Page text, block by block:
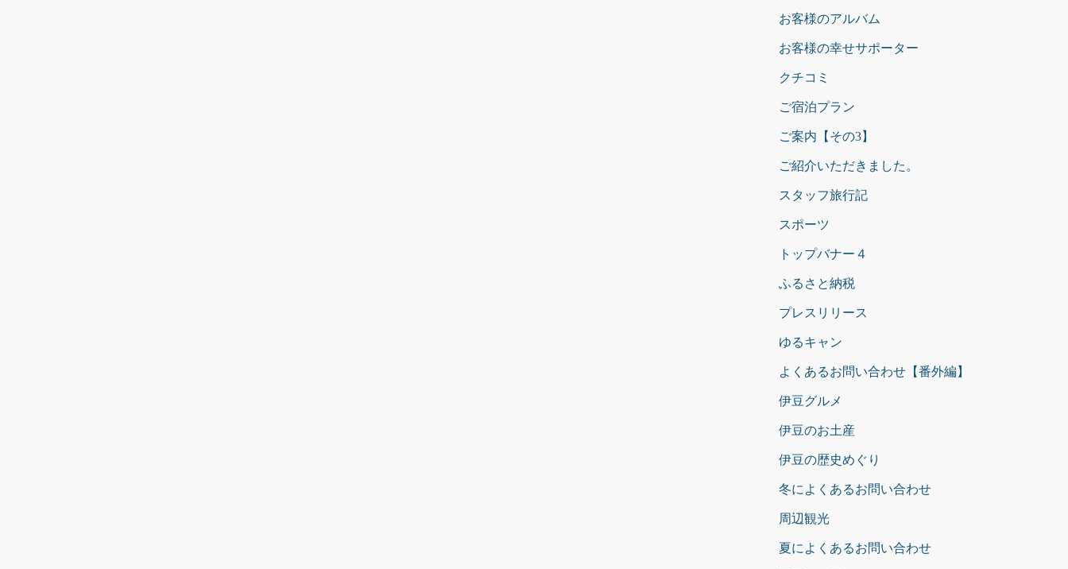
お客様のアルバム
お客様の幸せサポーター
クチコミ
ご宿泊プラン
ご案内【その3】
ご紹介いただきました。
スタッフ旅行記
スポーツ
トップバナー４
ふるさと納税
プレスリリース
ゆるキャン
よくあるお問い合わせ【番外編】
伊豆グルメ
伊豆のお土産
伊豆の歴史めぐり
冬によくあるお問い合わせ
周辺観光
夏によくあるお問い合わせ